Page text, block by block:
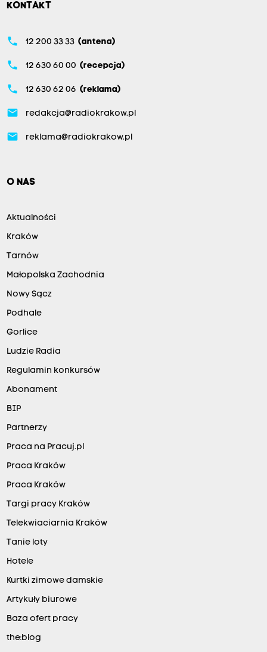
KONTAKT
phone 12 200 33 33 (antena)
phone 12 630 60 00 (recepcja)
phone 12 630 62 06 (reklama)
email redakcja@radiokrakow.pl
email reklama@radiokrakow.pl
O NAS
Aktualności
Kraków
Tarnów
Małopolska Zachodnia
Nowy Sącz
Podhale
Gorlice
Ludzie Radia
Regulamin konkursów
Abonament
BIP
Partnerzy
Praca na Pracuj.pl
Praca Kraków
Praca Kraków
Targi pracy Kraków
Telekwiaciarnia Kraków
Tanie loty
Hotele
Kurtki zimowe damskie
Artykuły biurowe
Baza ofert pracy
the:blog